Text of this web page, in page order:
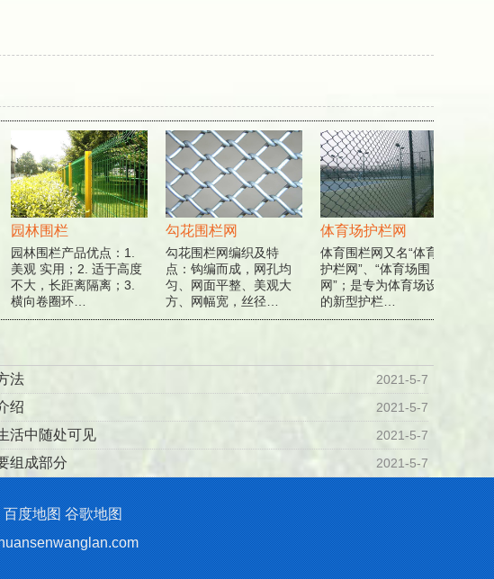
园林围栏
园林围栏产品优点：1.
美观 实用；2. 适于高度
不大，长距离隔离；3.
横向卷圈环…
勾花围栏网
勾花围栏网编织及特
点：钩编而成，网孔均
匀、网面平整、美观大
方、网幅宽，丝径…
体育场护栏网
体育围栏网又名“体育场
护栏网”、“体育场围
网”；是专为体育场设计
的新型护栏…
法 2021-5-7
绍 2021-5-7
活中随处可见 2021-5-7
组成部分 2021-5-7
百度地图 谷歌地图